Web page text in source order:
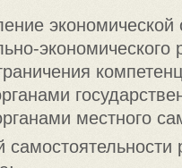
экономического
местного